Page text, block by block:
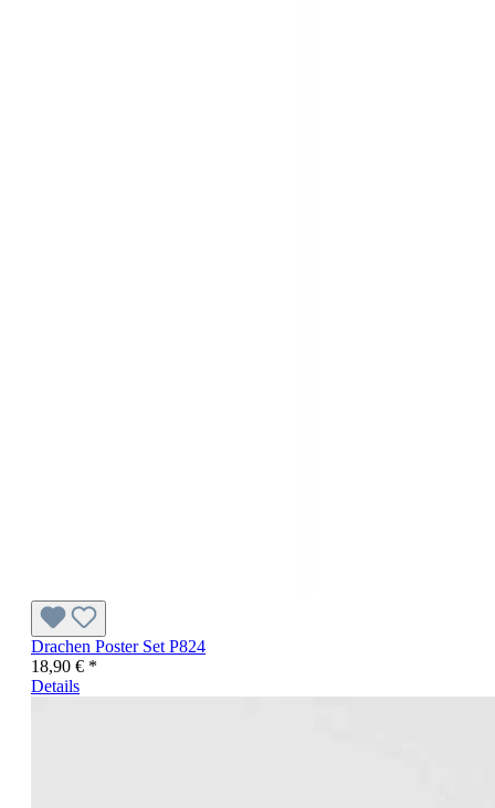
Drachen Poster Set P824
18,90 € *
Details